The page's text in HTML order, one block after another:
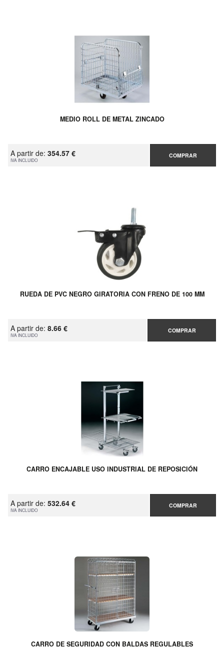
MEDIO ROLL DE METAL ZINCADO
A partir de: 354.57 €
IVA INCLUIDO
COMPRAR
RUEDA DE PVC NEGRO GIRATORIA CON FRENO DE 100 MM
A partir de: 8.66 €
IVA INCLUIDO
COMPRAR
CARRO ENCAJABLE USO INDUSTRIAL DE REPOSICIÓN
A partir de: 532.64 €
IVA INCLUIDO
COMPRAR
CARRO DE SEGURIDAD CON BALDAS REGULABLES